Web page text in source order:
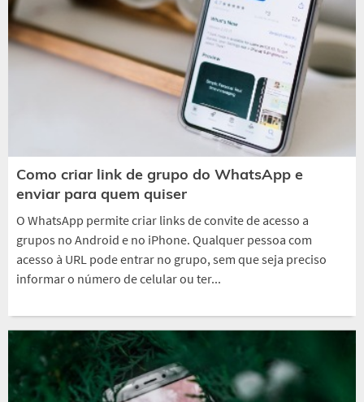
Como criar link de grupo do WhatsApp e
enviar para quem quiser
O WhatsApp permite criar links de convite de acesso a
grupos no Android e no iPhone. Qualquer pessoa com
acesso à URL pode entrar no grupo, sem que seja preciso
informar o número de celular ou ter...